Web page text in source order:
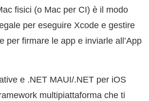
fisici (o Mac per CI) è il modo
per eseguire Xcode e gestire
per firmare le app e inviarle all’App
e .NET MAUI/.NET per iOS
multipiattaforma che ti